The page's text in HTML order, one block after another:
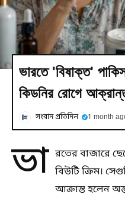
ভারতে 'বিষাক্ত'
কিডনির রোগে
সংবাদ প্রতিদিন 1 month
ভা রতের বাজারে
বিউটি ক্রিম।
আক্রান্ত হলেন